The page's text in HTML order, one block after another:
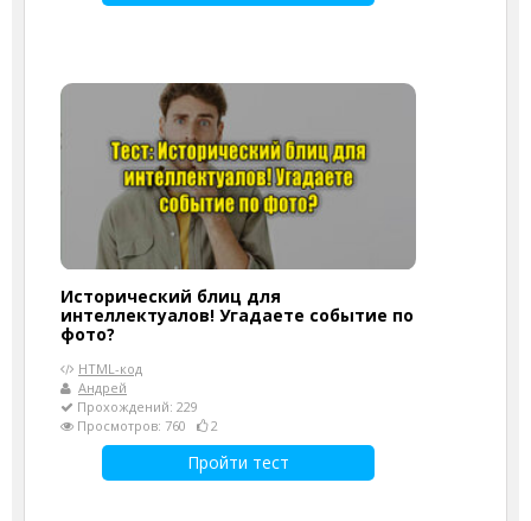
Исторический блиц для
интеллектуалов! Угадаете событие по
фото?
HTML-код
Андрей
Прохождений: 229
Просмотров: 760
2
Пройти тест